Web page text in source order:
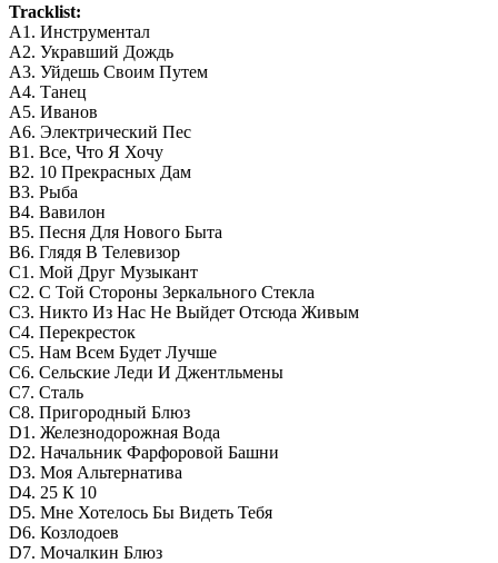
Tracklist:
A1. Инструментал
А2. Укравший Дождь
А3. Уйдешь Своим Путем
А4. Танец
А5. Иванов
А6. Электрический Пес
В1. Все, Что Я Хочу
В2. 10 Прекрасных Дам
В3. Рыба
В4. Вавилон
В5. Песня Для Нового Быта
В6. Глядя В Телевизор
С1. Мой Друг Музыкант
С2. С Той Стороны Зеркального Стекла
С3. Никто Из Нас Не Выйдет Отсюда Живым
С4. Перекресток
С5. Нам Всем Будет Лучше
С6. Сельские Леди И Джентльмены
С7. Сталь
С8. Пригородный Блюз
D1. Железнодорожная Вода
D2. Начальник Фарфоровой Башни
D3. Моя Альтернатива
D4. 25 К 10
D5. Мне Хотелось Бы Видеть Тебя
D6. Козлодоев
D7. Мочалкин Блюз